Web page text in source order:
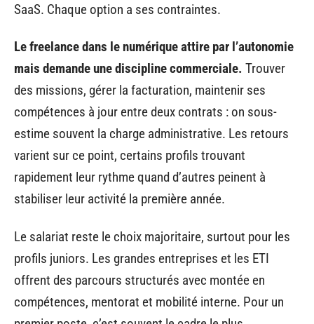
SaaS. Chaque option a ses contraintes.
Le freelance dans le numérique attire par l’autonomie
mais demande une discipline commerciale. Trouver
des missions, gérer la facturation, maintenir ses
compétences à jour entre deux contrats : on sous-
estime souvent la charge administrative. Les retours
varient sur ce point, certains profils trouvant
rapidement leur rythme quand d’autres peinent à
stabiliser leur activité la première année.
Le salariat reste le choix majoritaire, surtout pour les
profils juniors. Les grandes entreprises et les ETI
offrent des parcours structurés avec montée en
compétences, mentorat et mobilité interne. Pour un